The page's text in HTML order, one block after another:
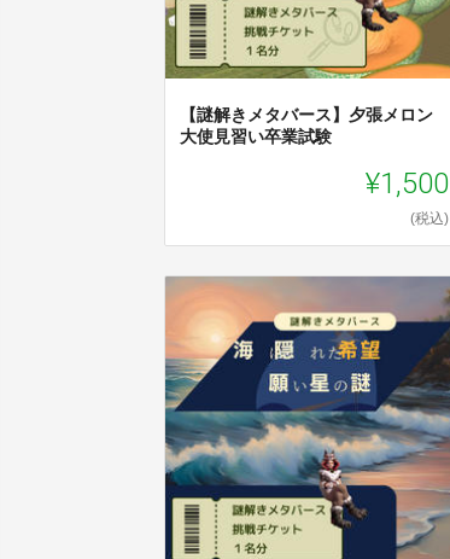
【謎解きメタバース】夕張メロン
大使見習い卒業試験
¥1,500
(税込)